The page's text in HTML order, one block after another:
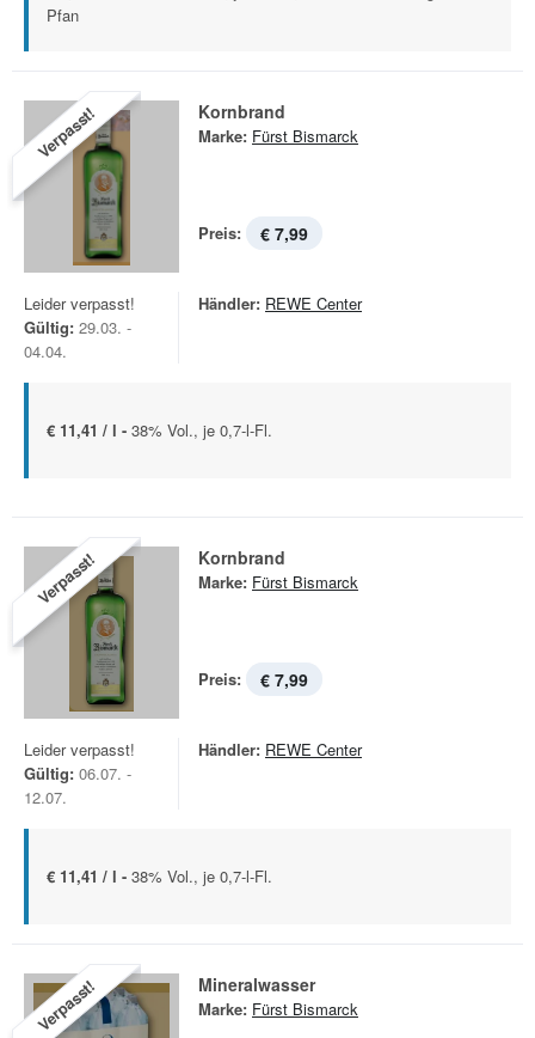
Pfan
Verpasst! Kornbrand
Marke: Fürst Bismarck
Preis: € 7,99
Leider verpasst!
Gültig: 29.03. -
04.04.
Händler: REWE Center
€ 11,41 / l - 38% Vol., je 0,7-l-Fl.
Verpasst! Kornbrand
Marke: Fürst Bismarck
Preis: € 7,99
Leider verpasst!
Gültig: 06.07. -
12.07.
Händler: REWE Center
€ 11,41 / l - 38% Vol., je 0,7-l-Fl.
Verpasst! Mineralwasser
Marke: Fürst Bismarck